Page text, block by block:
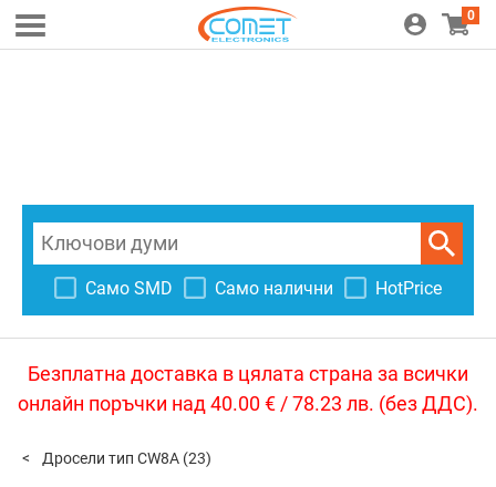
0
Само SMD Само налични HotPrice
Безплатна доставка в цялата страна за всички
онлайн поръчки над 40.00 € / 78.23 лв. (без ДДС).
Дросели тип CW8A (23)